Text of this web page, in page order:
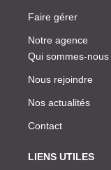
Faire gérer
Notre agence
Qui sommes-nous
Nous rejoindre
Nos actualités
Contact
LIENS UTILES